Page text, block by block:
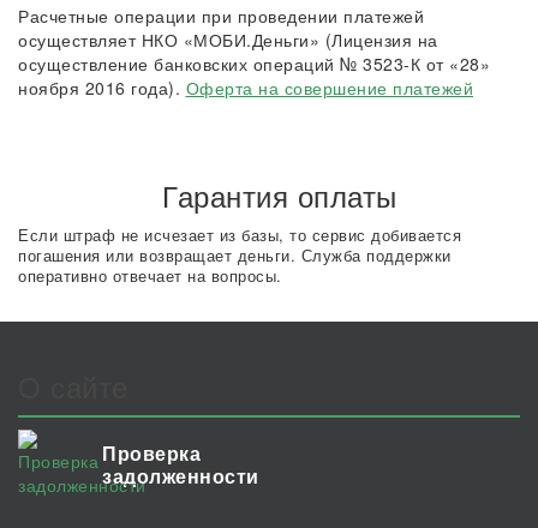
Расчетные операции при проведении платежей
осуществляет НКО «МОБИ.Деньги» (Лицензия на
осуществление банковских операций № 3523-К от «28»
ноября 2016 года). Оферта на совершение платежей
Гарантия оплаты
Если штраф не исчезает из базы, то сервис добивается
погашения или возвращает деньги. Служба поддержки
оперативно отвечает на вопросы.
Проверка
задолженности